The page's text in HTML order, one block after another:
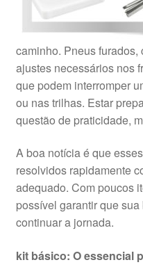
caminho. Pneus
ajustes necessários nos
que podem interromper
ou nas trilhas. Estar
questão de praticidade,
A boa notícia é que
resolvidos rapidamente
adequado. Com poucos
possível garantir que
continuar a jornada.
kit básico: O essencial